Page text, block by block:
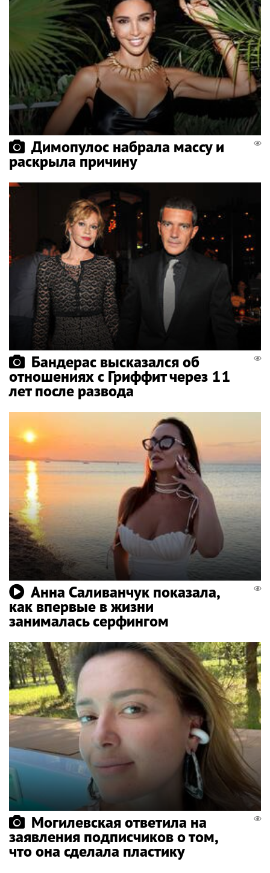
Димопулос набрала массу и
раскрыла причину
Бандерас высказался об
отношениях с Гриффит через 11
лет после развода
Анна Саливанчук показала,
как впервые в жизни
занималась серфингом
Могилевская ответила на
заявления подписчиков о том,
что она сделала пластику